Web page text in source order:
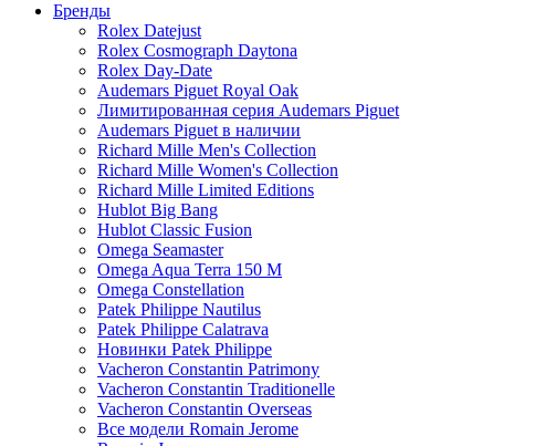
Бренды
Rolex Datejust
Rolex Cosmograph Daytona
Rolex Day-Date
Audemars Piguet Royal Oak
Лимитированная серия Audemars Piguet
Audemars Piguet в наличии
Richard Mille Men's Collection
Richard Mille Women's Collection
Richard Mille Limited Editions
Hublot Big Bang
Hublot Classic Fusion
Omega Seamaster
Omega Aqua Terra 150 M
Omega Constellation
Patek Philippe Nautilus
Patek Philippe Calatrava
Новинки Patek Philippe
Vacheron Constantin Patrimony
Vacheron Constantin Traditionelle
Vacheron Constantin Overseas
Все модели Romain Jerome